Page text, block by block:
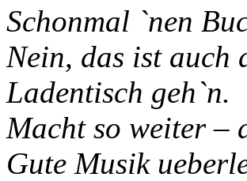
Schonmal `nen
Nein, das ist auch
Ladentisch geh`n.
Macht so weiter –
Gute Musik